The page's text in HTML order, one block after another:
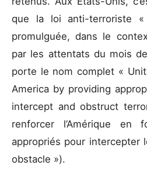
que la loi anti-terroriste
promulguée, dans le
par les attentats du mois
porte le nom complet «
America by providing
intercept and obstruct
renforcer l’Amérique en
appropriés pour intercepter
obstacle »).